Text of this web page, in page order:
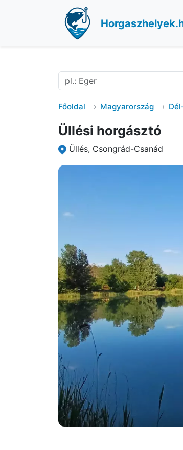
Főoldal Magyarország
Üllési horgásztó
Üllés, Csongrád-Csanád